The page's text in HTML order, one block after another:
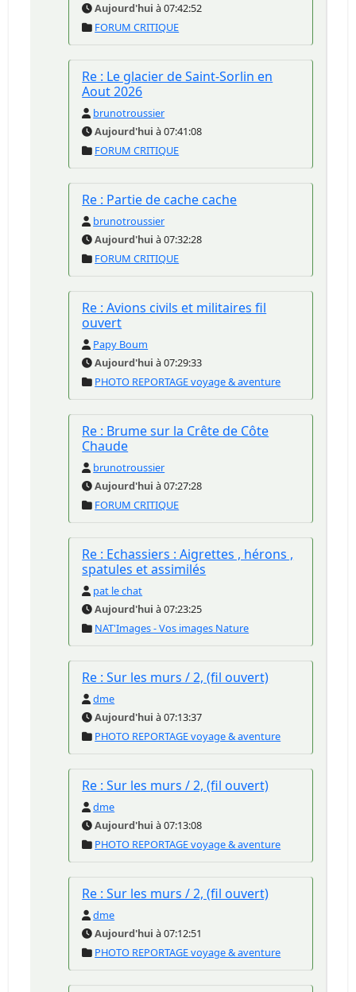
Aujourd'hui à 07:42:52
FORUM CRITIQUE
Re : Le glacier de Saint-Sorlin en
Aout 2026
brunotroussier
Aujourd'hui à 07:41:08
FORUM CRITIQUE
Re : Partie de cache cache
brunotroussier
Aujourd'hui à 07:32:28
FORUM CRITIQUE
Re : Avions civils et militaires fil
ouvert
Papy Boum
Aujourd'hui à 07:29:33
PHOTO REPORTAGE voyage & aventure
Re : Brume sur la Crête de Côte
Chaude
brunotroussier
Aujourd'hui à 07:27:28
FORUM CRITIQUE
Re : Echassiers : Aigrettes , hérons ,
spatules et assimilés
pat le chat
Aujourd'hui à 07:23:25
NAT'Images - Vos images Nature
Re : Sur les murs / 2, (fil ouvert)
dme
Aujourd'hui à 07:13:37
PHOTO REPORTAGE voyage & aventure
Re : Sur les murs / 2, (fil ouvert)
dme
Aujourd'hui à 07:13:08
PHOTO REPORTAGE voyage & aventure
Re : Sur les murs / 2, (fil ouvert)
dme
Aujourd'hui à 07:12:51
PHOTO REPORTAGE voyage & aventure